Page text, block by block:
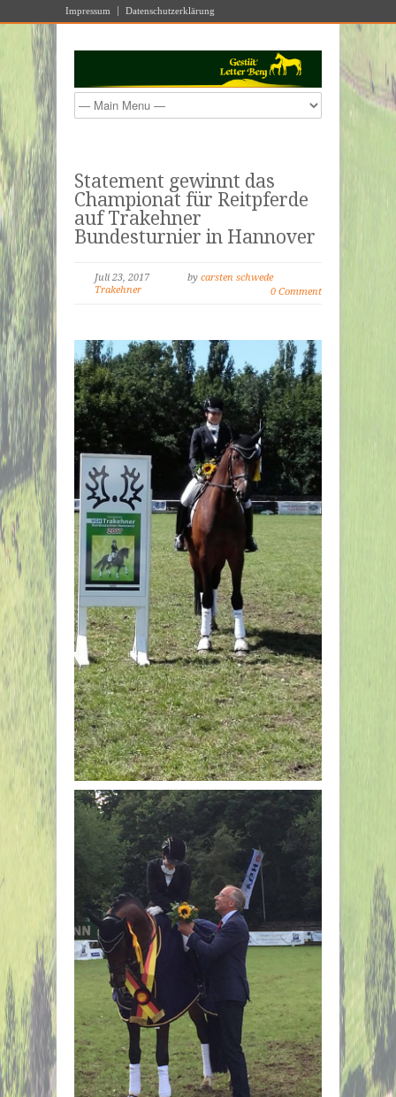
Impressum Datenschutzerklärung
Statement gewinnt das
Championat für Reitpferde
auf Trakehner
Bundesturnier in Hannover
Juli 23, 2017 by carsten schwede
Trakehner
0 Comment